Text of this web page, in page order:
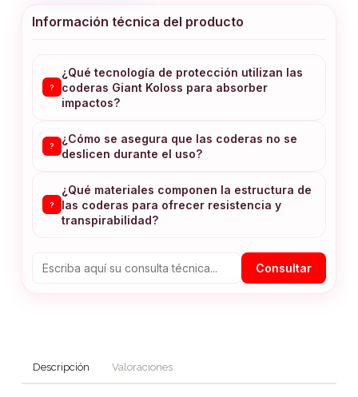
Información técnica del producto
?
¿Qué tecnología de protección utilizan las
coderas Giant Koloss para absorber
impactos?
?
¿Cómo se asegura que las coderas no se
deslicen durante el uso?
?
¿Qué materiales componen la estructura de
las coderas para ofrecer resistencia y
transpirabilidad?
Consultar
Descripción Valoraciones